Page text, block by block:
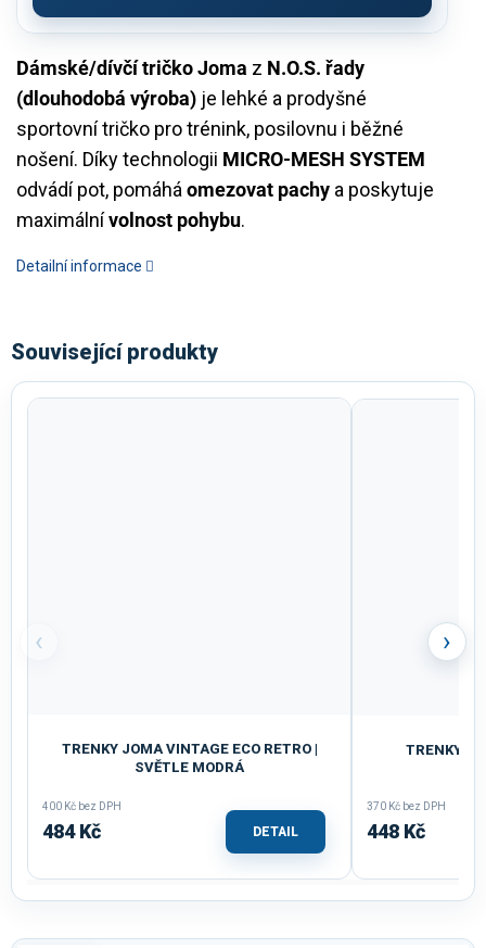
Dámské/dívčí tričko Joma z N.O.S. řady
(dlouhodobá výroba) je lehké a prodyšné
sportovní tričko pro trénink, posilovnu i běžné
nošení. Díky technologii MICRO-MESH SYSTEM
odvádí pot, pomáhá omezovat pachy a poskytuje
maximálnívolnost pohybu.
Detailní informace
Související produkty
‹
TRENKY JOMA VINTAGE ECO RETRO |
SVĚTLE MODRÁ
400 Kč bez DPH
484 Kč DETAIL
TRENKY
370 Kč bez DPH
448 Kč
›